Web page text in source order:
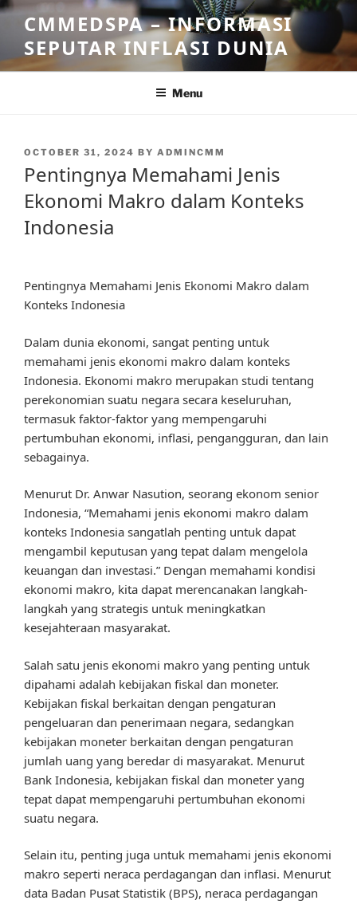
Skip
content
CMMEDSPA – INFORMASI
SEPUTAR INFLASI DUNIA
Menu
POSTED
OCTOBER 31, 2024 BY ADMINCMM
Pentingnya Memahami Jenis
Ekonomi Makro dalam Konteks
Indonesia
Pentingnya Memahami Jenis Ekonomi Makro dalam
Konteks Indonesia
Dalam dunia ekonomi, sangat penting untuk
memahami jenis ekonomi makro dalam konteks
Indonesia. Ekonomi makro merupakan studi tentang
perekonomian suatu negara secara keseluruhan,
termasuk faktor-faktor yang mempengaruhi
pertumbuhan ekonomi, inflasi, pengangguran, dan lain
sebagainya.
Menurut Dr. Anwar Nasution, seorang ekonom senior
Indonesia, “Memahami jenis ekonomi makro dalam
konteks Indonesia sangatlah penting untuk dapat
mengambil keputusan yang tepat dalam mengelola
keuangan dan investasi.” Dengan memahami kondisi
ekonomi makro, kita dapat merencanakan langkah-
langkah yang strategis untuk meningkatkan
kesejahteraan masyarakat.
Salah satu jenis ekonomi makro yang penting untuk
dipahami adalah kebijakan fiskal dan moneter.
Kebijakan fiskal berkaitan dengan pengaturan
pengeluaran dan penerimaan negara, sedangkan
kebijakan moneter berkaitan dengan pengaturan
jumlah uang yang beredar di masyarakat. Menurut
Bank Indonesia, kebijakan fiskal dan moneter yang
tepat dapat mempengaruhi pertumbuhan ekonomi
suatu negara.
Selain itu, penting juga untuk memahami jenis ekonomi
makro seperti neraca perdagangan dan inflasi. Menurut
data Badan Pusat Statistik (BPS), neraca perdagangan